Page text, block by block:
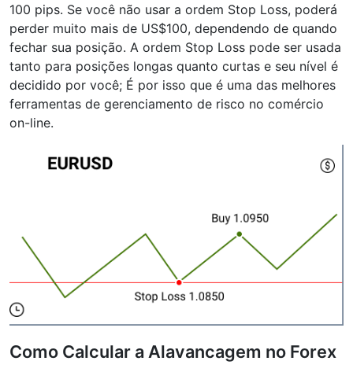
100 pips. Se você não usar a ordem Stop Loss, poderá
perder muito mais de US$100, dependendo de quando
fechar sua posição. A ordem Stop Loss pode ser usada
tanto para posições longas quanto curtas e seu nível é
decidido por você; É por isso que é uma das melhores
ferramentas de gerenciamento de risco no comércio
on-line.
Como Calcular a Alavancagem no Forex